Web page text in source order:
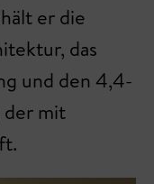
er die
das
und den 4,4-
der mit